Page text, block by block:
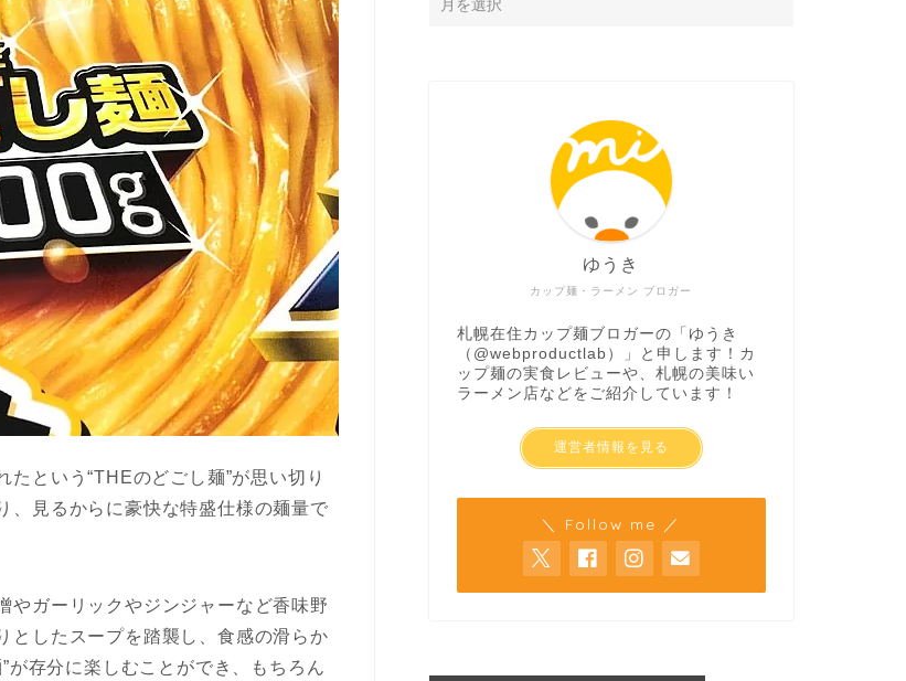
という“THEのどごし麺”が思い切り
、見るからに豪快な特盛仕様の麺量で
やガーリックやジンジャーなど香味野
としたスープを踏襲し、食感の滑らか
が存分に楽しむことができ、もちろん
カップ麺・ラーメン ブロガー
ゆうき
札幌在住カップ麺ブロガーの「ゆうき
（ @webproductlab ）」と申します！カ
ップ麺の実食レビューや、札幌の美味い
ラーメン店などをご紹介しています！
運営者情報を見る
＼ Follow me ／